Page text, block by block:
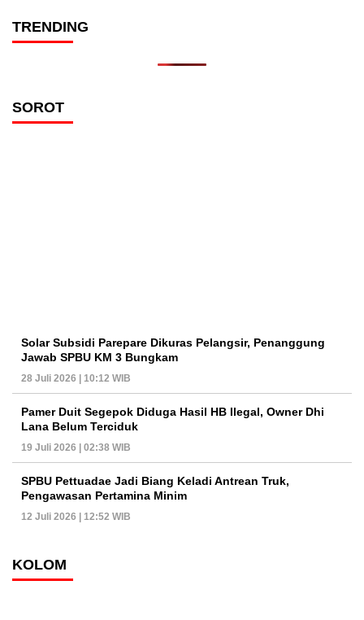
TRENDING
SOROT
Solar Subsidi Parepare Dikuras Pelangsir, Penanggung
Jawab SPBU KM 3 Bungkam
28 Juli 2026 | 10:12 WIB
Pamer Duit Segepok Diduga Hasil HB Ilegal, Owner Dhi
Lana Belum Terciduk
19 Juli 2026 | 02:38 WIB
SPBU Pettuadae Jadi Biang Keladi Antrean Truk,
Pengawasan Pertamina Minim
12 Juli 2026 | 12:52 WIB
KOLOM